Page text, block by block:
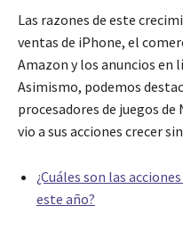
Las razones de este
ventas de iPhone, el
Amazon y los anuncios en
Asimismo, podemos
procesadores de juegos
vio a sus acciones crecer
¿Cuáles son las
este año?